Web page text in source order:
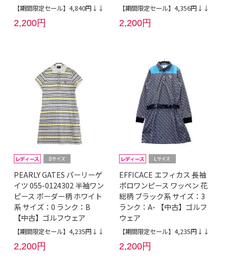
【期間限定セール】4,840円↓↓
2,200円
【期間限定セール】4,356円↓↓
2,200円
PEARLY GATES パーリーゲ
イツ 055-0124302 半袖ワン
ピース ボーダー柄 ホワイト
系 サイズ：0 ランク：B
【中古】ゴルフウェア
【期間限定セール】4,235円↓↓
2,200円
EFFICACE エフィカス 長袖
ポロワンピース ワッペン 花
総柄 ブラック系 サイズ：3
ランク：A- 【中古】ゴルフ
ウェア
【期間限定セール】4,235円↓↓
2,200円